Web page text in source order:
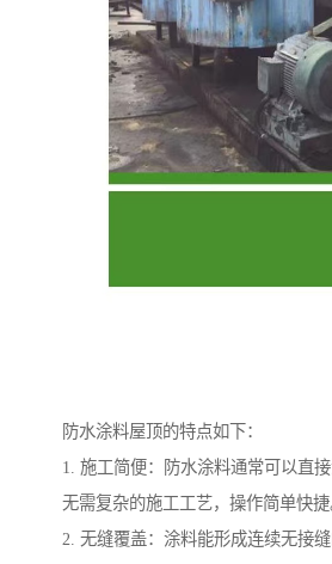
防水涂料屋顶的特点如下：
1. 施工简便：防水涂料通常可以直接
无需复杂的施工工艺，操作简单快捷
2. 无缝覆盖：涂料能形成连续无接